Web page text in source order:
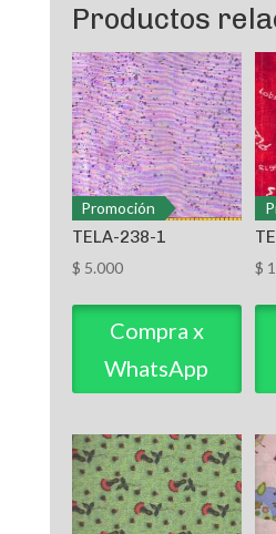
Productos
Promoción
TELA-238-1
$ 5.000
Compra x
WhatsApp
$